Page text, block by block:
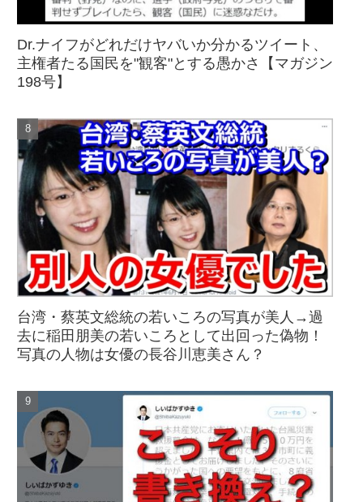
Dr.ナイフがどれだけヤバいか分かるツイート、
主権者たる国民を"観客"とする愚かさ【マガジン
198号】
台湾・蔡英文総統の若いころの写真が美人→過
去に稲田朋美の若いころとして出回った偽物！
写真の人物は女優の長谷川恵美さん？